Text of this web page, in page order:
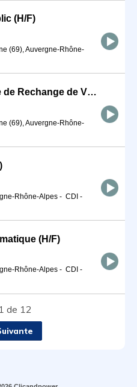
(H/F)
(69), Auvergne-Rhône-
Electricien Infrastructure de Rechange de Véhicule (H/F)
(69), Auvergne-Rhône-
Rhône-Alpes - CDI -
(H/F)
Rhône-Alpes - CDI -
de 12